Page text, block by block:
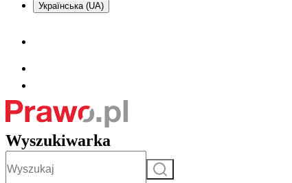
Українська (UA)
Wyszukiwarka
Szukaj